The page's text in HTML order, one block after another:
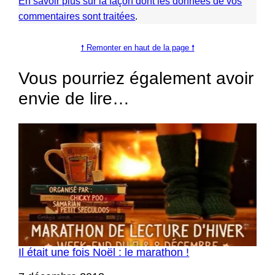
commentaires sont traitées.
🠕 Remonter en haut de la page 🠕
Vous pourriez également avoir
envie de lire…
Il était une fois Noël : le marathon !